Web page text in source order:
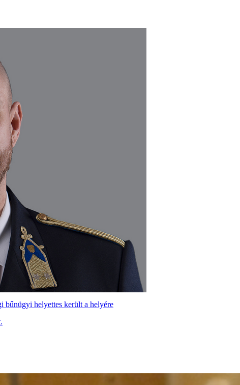
bűnügyi helyettes került a helyére